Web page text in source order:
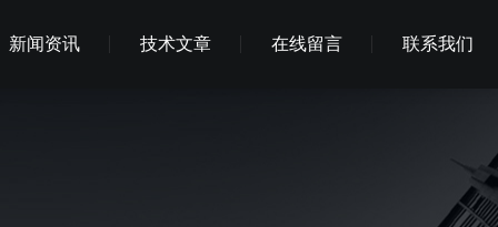
新闻资讯 技术文章 在线留言 联系我们